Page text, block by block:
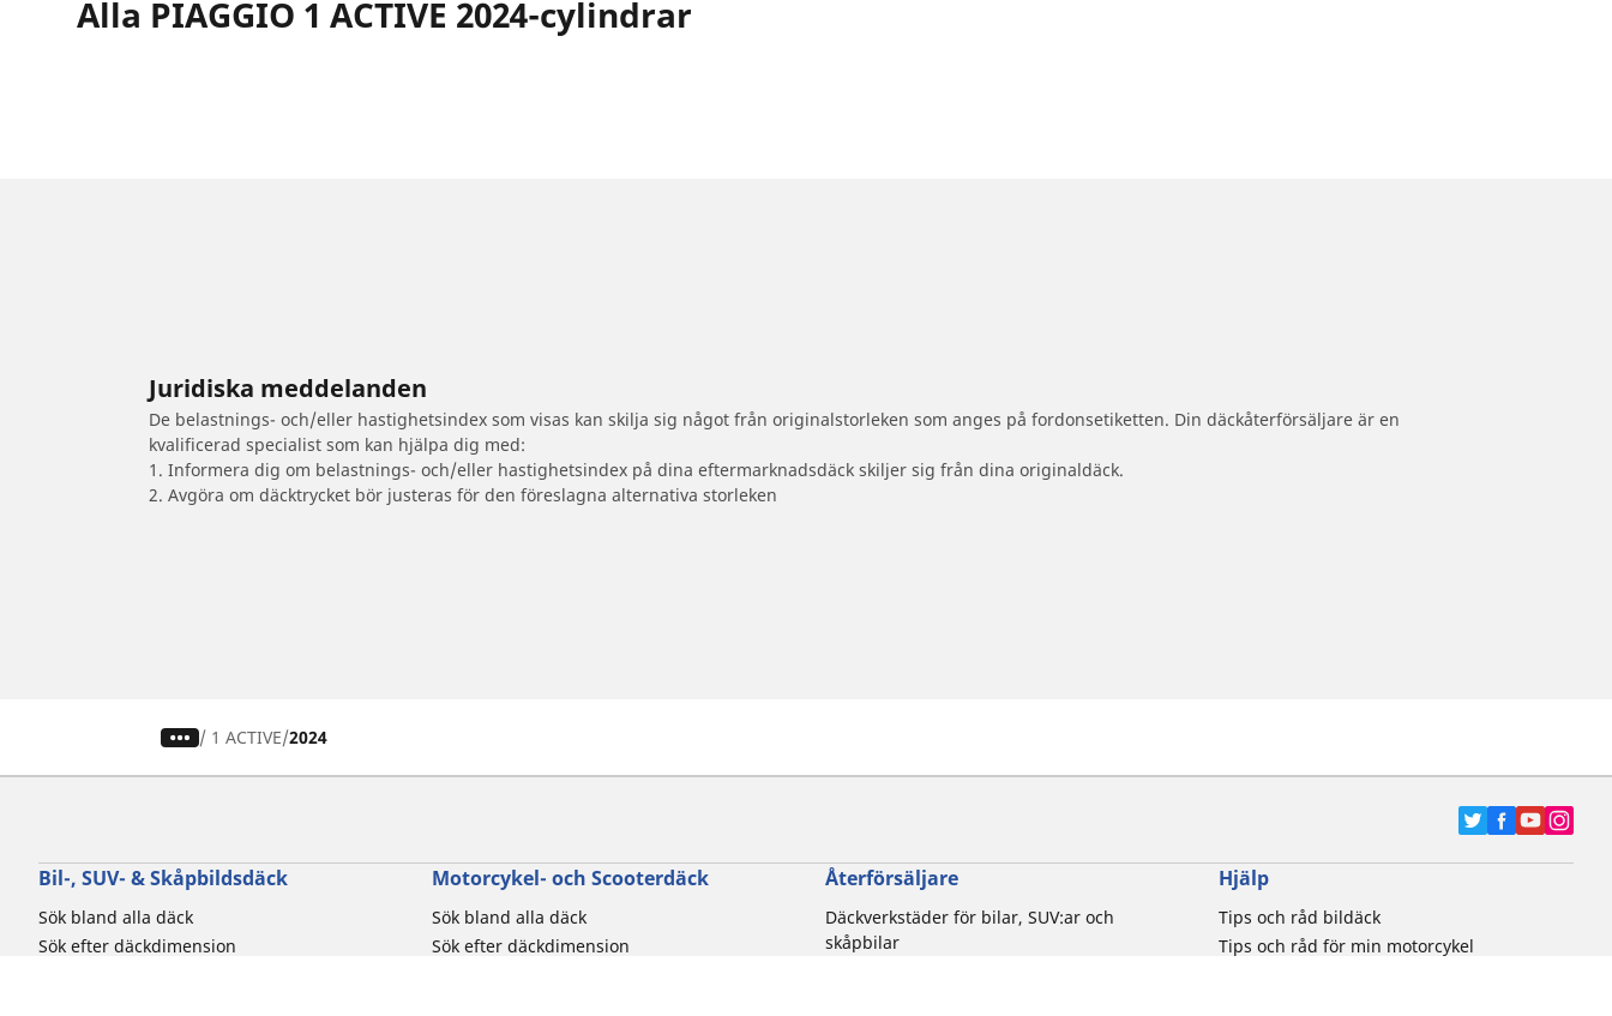
Alla PIAGGIO 1 ACTIVE 2024-cylindrar
Juridiska meddelanden
De belastnings- och/eller hastighetsindex som visas kan skilja sig något från originalstorleken som anges på fordonsetiketten. Din däckåterförsäljare är en
kvalificerad specialist som kan hjälpa dig med:
1. Informera dig om belastnings- och/eller hastighetsindex på dina eftermarknadsdäck skiljer sig från dina originaldäck.
2. Avgöra om däcktrycket bör justeras för den föreslagna alternativa storleken
/ 1 ACTIVE 2024
Bil-, SUV- & Skåpbildsdäck
Sök bland alla däck
Sök efter däckdimension
Motorcykel- och Scooterdäck
Sök bland alla däck
Sök efter däckdimension
Återförsäljare
Däckverkstäder för bilar, SUV:ar och
skåpbilar
Hjälp
Tips och råd bildäck
Tips och råd för min motorcykel